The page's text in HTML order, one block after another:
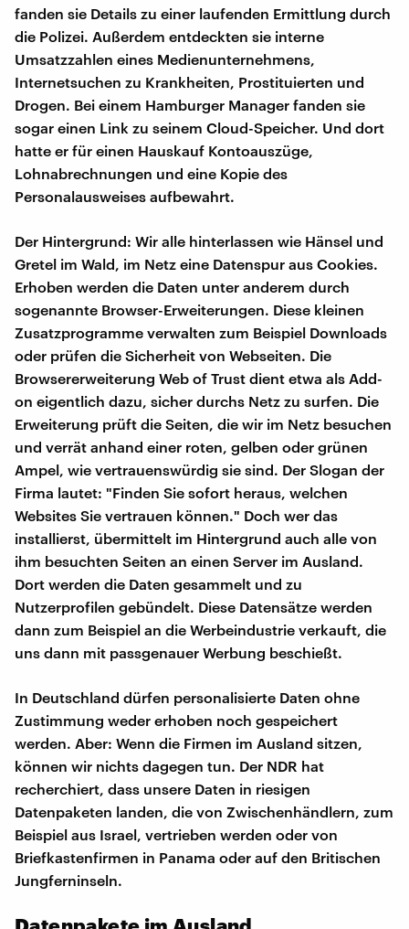
fanden sie Details zu einer laufenden Ermittlung durch
die Polizei. Außerdem entdeckten sie interne
Umsatzzahlen eines Medienunternehmens,
Internetsuchen zu Krankheiten, Prostituierten und
Drogen. Bei einem Hamburger Manager fanden sie
sogar einen Link zu seinem Cloud-Speicher. Und dort
hatte er für einen Hauskauf Kontoauszüge,
Lohnabrechnungen und eine Kopie des
Personalausweises aufbewahrt.
Der Hintergrund: Wir alle hinterlassen wie Hänsel und
Gretel im Wald, im Netz eine Datenspur aus Cookies.
Erhoben werden die Daten unter anderem durch
sogenannte Browser-Erweiterungen. Diese kleinen
Zusatzprogramme verwalten zum Beispiel Downloads
oder prüfen die Sicherheit von Webseiten. Die
Browsererweiterung Web of Trust dient etwa als Add-
on eigentlich dazu, sicher durchs Netz zu surfen. Die
Erweiterung prüft die Seiten, die wir im Netz besuchen
und verrät anhand einer roten, gelben oder grünen
Ampel, wie vertrauenswürdig sie sind. Der Slogan der
Firma lautet: "Finden Sie sofort heraus, welchen
Websites Sie vertrauen können." Doch wer das
installierst, übermittelt im Hintergrund auch alle von
ihm besuchten Seiten an einen Server im Ausland.
Dort werden die Daten gesammelt und zu
Nutzerprofilen gebündelt. Diese Datensätze werden
dann zum Beispiel an die Werbeindustrie verkauft, die
uns dann mit passgenauer Werbung beschießt.
In Deutschland dürfen personalisierte Daten ohne
Zustimmung weder erhoben noch gespeichert
werden. Aber: Wenn die Firmen im Ausland sitzen,
können wir nichts dagegen tun. Der NDR hat
recherchiert, dass unsere Daten in riesigen
Datenpaketen landen, die von Zwischenhändlern, zum
Beispiel aus Israel, vertrieben werden oder von
Briefkastenfirmen in Panama oder auf den Britischen
Jungferninseln.